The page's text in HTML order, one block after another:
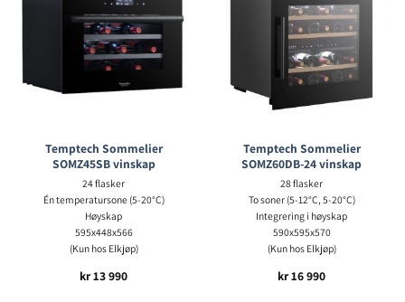
Temptech Sommelier
SOMZ45SB vinskap
24 flasker
Én temperatursone (5-20°C)
Høyskap
595x448x566
(Kun hos Elkjøp)
kr13 990
Temptech Sommelier
SOMZ60DB-24 vinskap
28 flasker
To soner (5-12°C, 5-20°C)
Integrering i høyskap
590x595x570
(Kun hos Elkjøp)
kr16 990